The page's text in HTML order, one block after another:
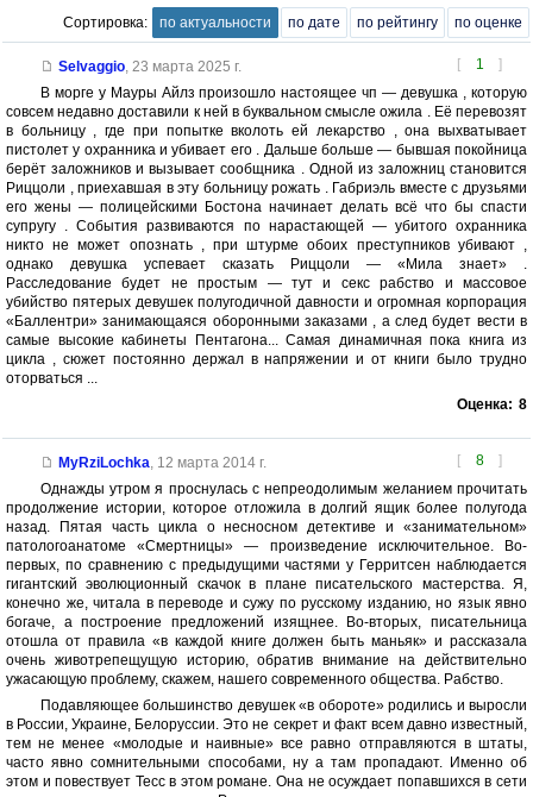
Сортировка: по актуальности по дате по рейтингу по оценке
[ 1 ]
Selvaggio, 23 марта 2025 г.
В морге у Мауры Айлз произошло настоящее чп — девушка , которую
совсем недавно доставили к ней в буквальном смысле ожила . Её перевозят
в больницу , где при попытке вколоть ей лекарство , она выхватывает
пистолет у охранника и убивает его . Дальше больше — бывшая покойница
берёт заложников и вызывает сообщника . Одной из заложниц становится
Риццоли , приехавшая в эту больницу рожать . Габриэль вместе с друзьями
его жены — полицейскими Бостона начинает делать всё что бы спасти
супругу . События развиваются по нарастающей — убитого охранника
никто не может опознать , при штурме обоих преступников убивают ,
однако девушка успевает сказать Риццоли — «Мила знает» .
Расследование будет не простым — тут и секс рабство и массовое
убийство пятерых девушек полугодичной давности и огромная корпорация
«Баллентри» занимающаяся оборонными заказами , а след будет вести в
самые высокие кабинеты Пентагона... Самая динамичная пока книга из
цикла , сюжет постоянно держал в напряжении и от книги было трудно
оторваться ...
Оценка: 8
[ 8 ]
MyRziLochka 12 марта 2014 г.
Однажды утром я проснулась с непреодолимым желанием прочитать
продолжение истории, которое отложила в долгий ящик более полугода
назад. Пятая часть цикла о несносном детективе и «занимательном»
патологоанатоме «Смертницы» — произведение исключительное. Во-
первых, по сравнению с предыдущими частями у Герритсен наблюдается
гигантский эволюционный скачок в плане писательского мастерства. Я,
конечно же, читала в переводе и сужу по русскому изданию, но язык явно
богаче, а построение предложений изящнее. Во-вторых, писательница
отошла от правила «в каждой книге должен быть маньяк» и рассказала
очень животрепещущую историю, обратив внимание на действительно
ужасающую проблему, скажем, нашего современного общества. Рабство.
Подавляющее большинство девушек «в обороте» родились и выросли
в России, Украине, Белоруссии. Это не секрет и факт всем давно известный,
тем не менее «молодые и наивные» все равно отправляются в штаты,
часто явно сомнительными способами, ну а там пропадают. Именно об
этом и повествует Тесс в этом романе. Она не осуждает попавшихся в сети